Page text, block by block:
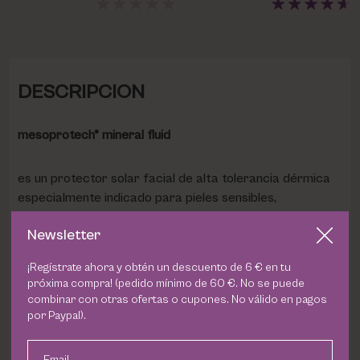
DESCRIPCION
mesoprotech® mineral fluid
es un protector solar facial de alta tolerancia dérmica
especialmente indicado para pieles sensibles,
100% minerales ofrece una protección SPF 50 frente a
Beneficios:
Alta tolerancia dérmica
Newsletter
¡Regístrate ahora y obtén un descuento de 6 € en tu
próxima compra! (pedido mínimo de 60 €. No se puede
combinar con otras ofertas o cupones. No válido en pagos
por Paypal).